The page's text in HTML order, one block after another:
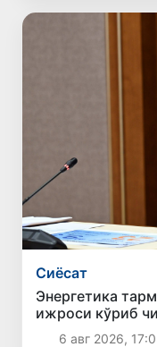
Сиёсат
Энергетика
ижроси кўриб
6 авг 2026,